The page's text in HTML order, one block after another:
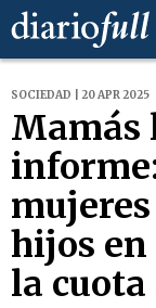
SOCIEDAD | 20 APR 2025
Mamás
hijos en
la